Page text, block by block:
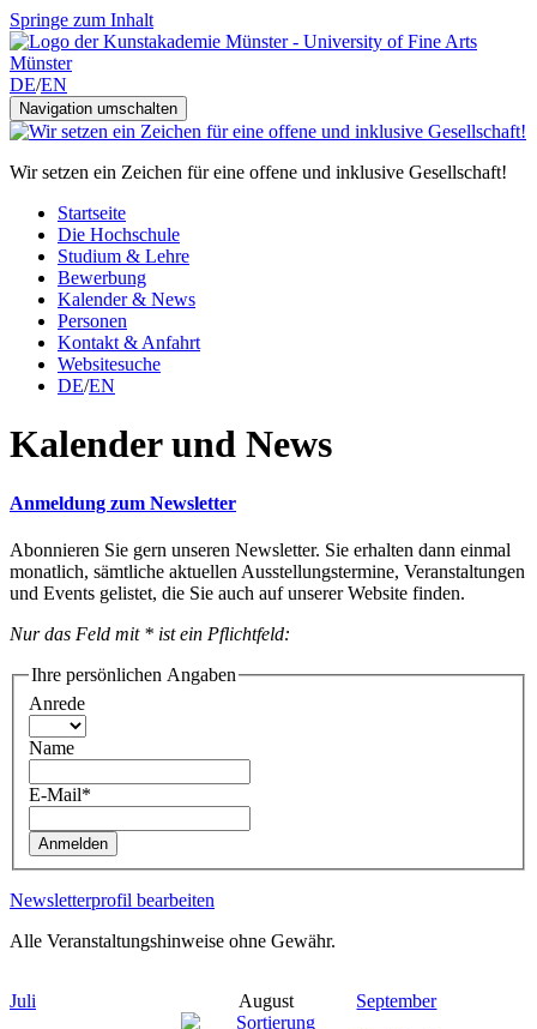
Springe zum Inhalt
DE/EN
Navigation umschalten
Wir setzen ein Zeichen für eine offene und inklusive Gesellschaft!
Startseite
Die Hochschule
Studium & Lehre
Bewerbung
Kalender & News
Personen
Kontakt & Anfahrt
Websitesuche
DE/EN
Kalender und News
Anmeldung zum Newsletter
Abonnieren Sie gern unseren Newsletter. Sie erhalten dann einmal
monatlich, sämtliche aktuellen Ausstellungstermine, Veranstaltungen
und Events gelistet, die Sie auch auf unserer Website finden.
Nur das Feld mit * ist ein Pflichtfeld:
Ihre persönlichen Angaben
Anrede
Name
E-Mail*
Anmelden
Newsletterprofil bearbeiten
Alle Veranstaltungshinweise ohne Gewähr.
Juli August
September